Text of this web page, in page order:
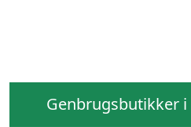
Genbrugsbutikker